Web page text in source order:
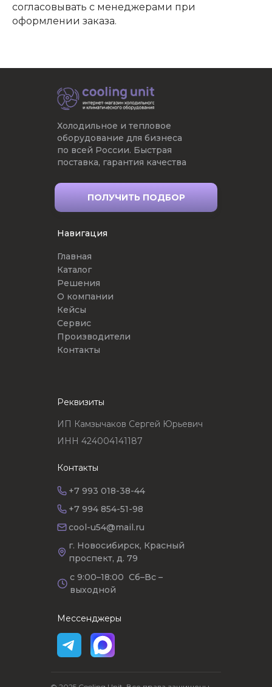
согласовывать с менеджерами при
оформлении заказа.
+7 994 854-51-98
+7 993 018-38-44
cool-u54@mail.ru
г. Новосибирск, Красный
проспект, д. 79
с 9:00–18:00 Сб–Вс –
выходной
Контакты
ИП Камзычаков Сергей Юрьевич
ИНН 424004141187
Реквизиты
Холодильное и тепловое
оборудование для бизнеса
по всей России. Быстрая
поставка, гарантия качества
Мессенджеры
ПОЛУЧИТЬ ПОДБОР
Главная
Каталог
Решения
О компании
Кейсы
Сервис
Производители
Контакты
Навигация